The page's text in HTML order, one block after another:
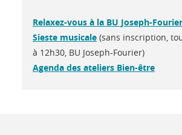
Relaxez-vous à la BU Joseph-Fourier
Sieste musicale (sans inscription,
à 12h30, BU Joseph-Fourier)
Agenda des ateliers Bien-être